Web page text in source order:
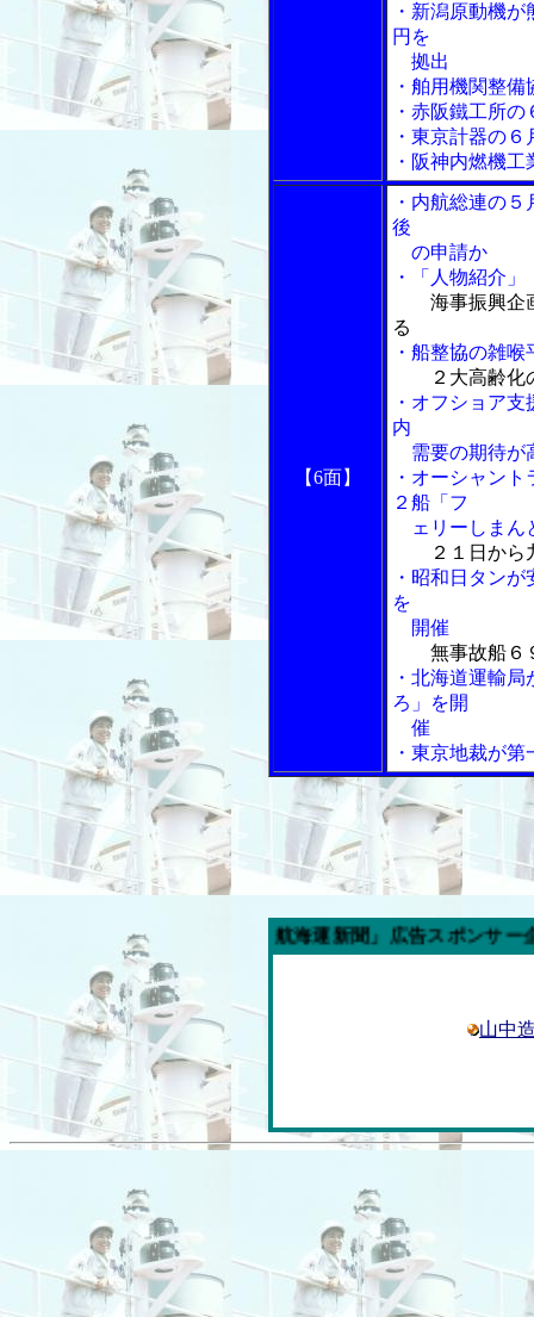
・新潟原動機
円を
拠出
・舶用機関整
・赤阪鐵工所
・東京計器の
・阪神内燃機
【6面】
・内航総連の
後
の申請か
・「人物紹介
海事振興企
る
・船整協の雑
２大高齢
・オフショア
内
需要の期待が
・オーシャン
２船「フ
ェリーしまん
２１日から
・昭和日タン
を
開催
無事故船６
・北海道運輸
ろ」を開
催
・東京地裁が
今週の「内航海運新聞」広告スポンサー企業
山中